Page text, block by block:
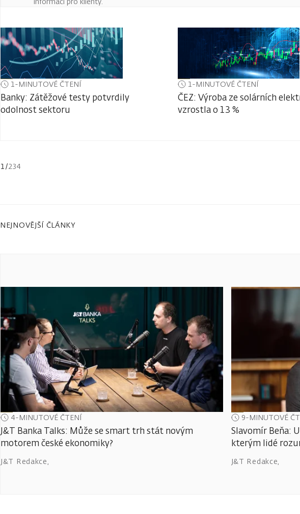
1-MINUTOVÉ ČTENÍ
Banky: Zátěžové testy potvrdily
odolnost sektoru
1-MINUTOVÉ ČTENÍ
ČEZ: Výroba ze solárních
vzrostla o 13 %
1 /234
NEJNOVĚJŠÍ ČLÁNKY
4-MINUTOVÉ ČTENÍ
J&T Banka Talks: Může se smart trh stát novým
motorem české ekonomiky?
J&T Redakce,
9-MINUTOVÉ
Slavomír Beňa:
kterým lidé
J&T Redakce,